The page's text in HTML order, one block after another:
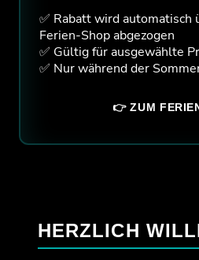
✅ Rabatt wird automatisch
Ferien-Shop abgezogen
✅ Gültig für ausgewählte
✅ Nur während der
👉 ZUM
HERZLICH